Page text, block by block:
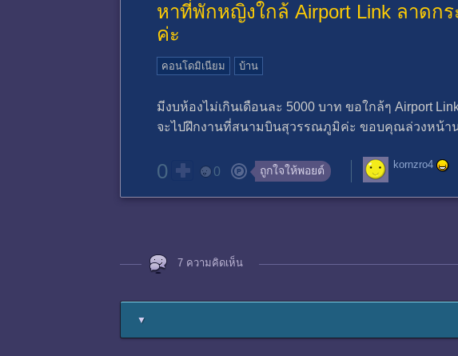
หาที่พักหญิงใกล้ Airport Link ลาดก
ค่ะ
คอนโดมิเนียม บ้าน
มีงบห้องไม่เกินเดือนละ 5000 บาท ขอใกล้ๆ Airport
จะไปฝึกงานที่สนามบินสุวรรณภูมิค่ะ ขอบคุณล่วงหน้า
0 0 ถูกใจให้พอยต์ kornzro4
7 ความคิดเห็น
▼